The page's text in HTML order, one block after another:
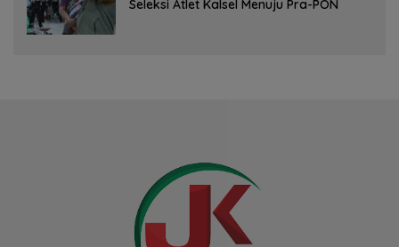
Seleksi Atlet Kalsel Menuju Pra-PON